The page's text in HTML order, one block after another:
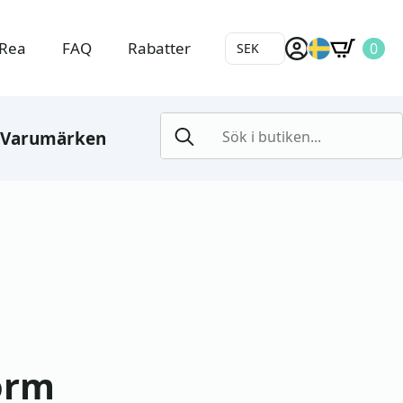
Rea FAQ Rabatter SEK 0
Varumärken
for: